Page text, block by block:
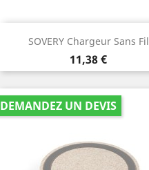
SOVERY Chargeur Sans Fil
Prix
11,38 €
DEMANDEZ UN DEVIS